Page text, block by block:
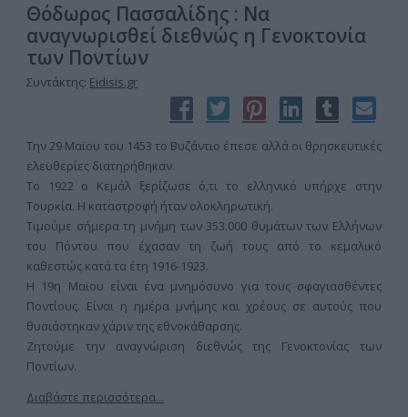
Θόδωρος Πασσαλίδης : Να
αναγνωρισθεί διεθνώς η Γενοκτονία
των Ποντίων
Συντάκτης: Eidisis.gr
Την 29 Μαϊου του 1453 το Βυζάντιο έπεσε αλλά οι θρησκευτικές
ελευθερίες διατηρήθηκαν.
Το 1922 ο Κεμάλ ξερίζωσε ό,τι το ελληνικό υπήρχε στην
Τουρκία. Η καταστροφή ήταν ολοκληρωτική.
Τιμούμε σήμερα τη μνήμη των 353.000 θυμάτων των Ελλήνων
του Πόντου που έχασαν τη ζωή τους από το κεμαλικό
καθεστώς κατά τα έτη 1916-1923.
Η 19η Μαϊου είναι ένα μνημόσυνο για τους σφαγιασθέντες
Ποντίους. Είναι η ημέρα μνήμης και χρέους σε αυτούς που
θυσιάστηκαν χάριν της εθνοκάθαρσης.
Ζητούμε την αναγνώριση διεθνώς της Γενοκτονίας των
Ποντίων.
Διαβάστε περισσότερα...